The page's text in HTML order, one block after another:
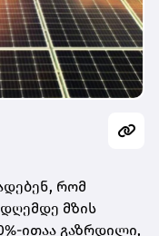
რომ
მზის
ითაა გაზრდილი,